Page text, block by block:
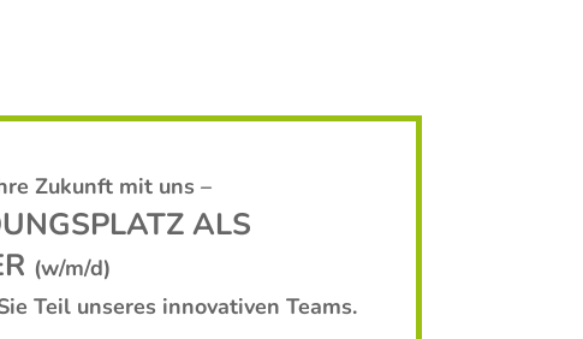
Zukunft mit uns –
ALS
(w/m/d)
Teil unseres innovativen Teams.